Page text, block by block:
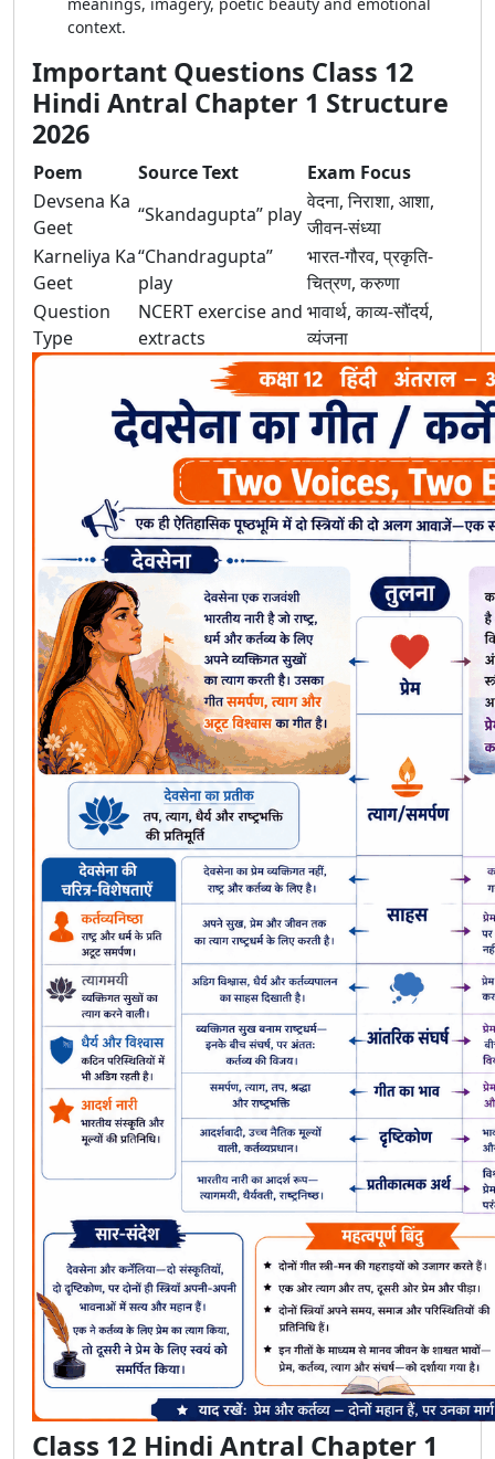
context.
Important Questions Class 12
Hindi Antral Chapter 1 Structure
2026
Poem Source Text
Exam Focus
Devsena Ka
Geet
“Skandagupta” play
वेदना, निराशा, आशा,
जीवन-संध्या
Karneliya Ka
Geet
“Chandragupta”
play
भारत-गौरव, प्रकृति-
चित्रण, करुणा
Question
Type
NCERT exercise and
extracts
भावार्थ, काव्य-सौंदर्य,
व्यंजना
Class 12 Hindi Antral Chapter 1